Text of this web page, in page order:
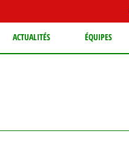
ACTUALITÉS ÉQUIPES